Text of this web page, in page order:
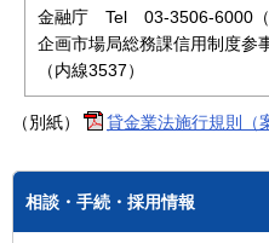
金融庁 Tel 03-3506-6000（
企画市場局総務課信用制度参
（内線3537）
（別紙） 貸金業法施行規則（
相談・手続・採用情報